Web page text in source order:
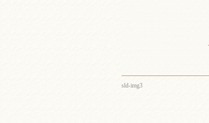
sld-img3